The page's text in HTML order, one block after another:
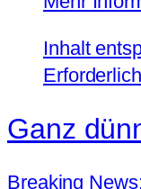
Inhalt
Ganz
Breaking